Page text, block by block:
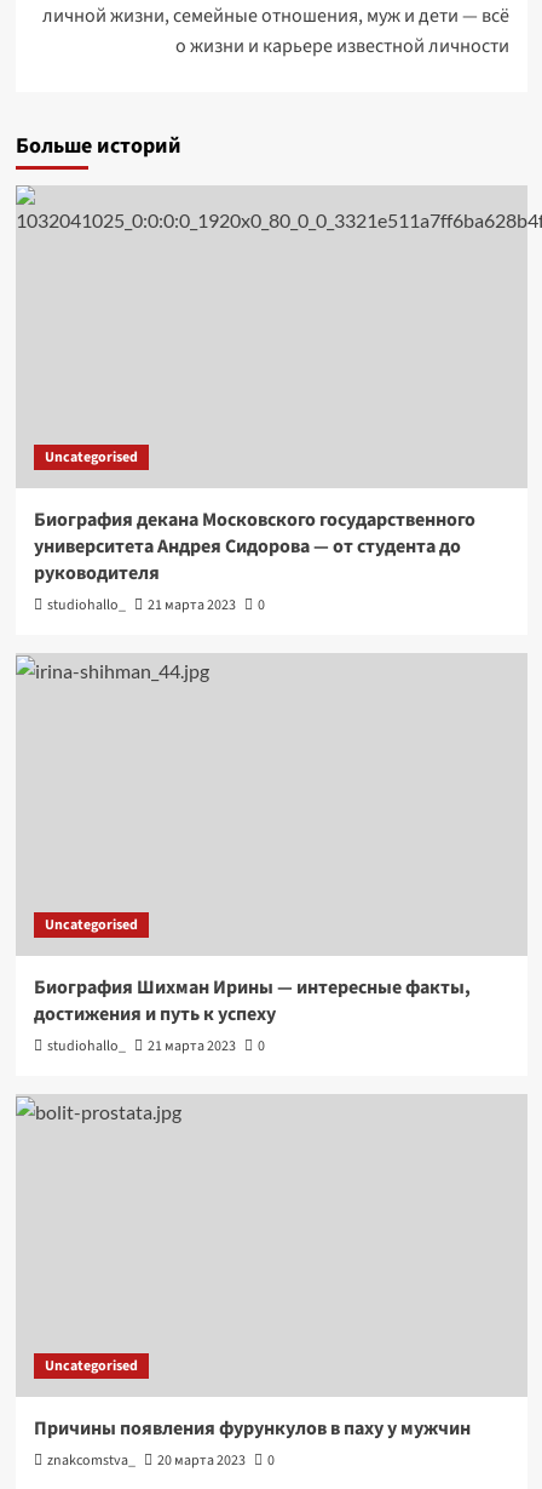
личной жизни, семейные отношения, муж и дети — всё
о жизни и карьере известной личности
Больше историй
Uncategorised
Биография декана Московского государственного
университета Андрея Сидорова — от студента до
руководителя
studiohallo_ 21 марта 2023 0
Uncategorised
Биография Шихман Ирины — интересные факты,
достижения и путь к успеху
studiohallo_ 21 марта 2023 0
Uncategorised
Причины появления фурункулов в паху у мужчин
znakcomstva_ 20 марта 2023 0